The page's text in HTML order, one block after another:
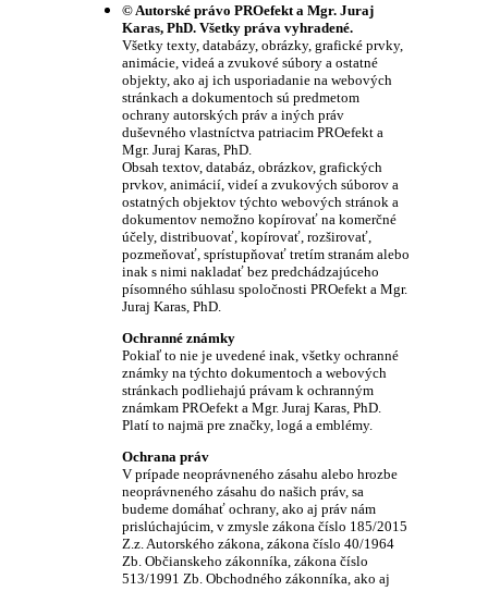
© Autorské právo PROefekt a Mgr. Juraj
Karas, PhD. Všetky práva vyhradené.
Všetky texty, databázy, obrázky, grafické prvky,
animácie, videá a zvukové súbory a ostatné
objekty, ako aj ich usporiadanie na webových
stránkach a dokumentoch sú predmetom
ochrany autorských práv a iných práv
duševného vlastníctva patriacim PROefekt a
Mgr. Juraj Karas, PhD.
Obsah textov, databáz, obrázkov, grafických
prvkov, animácií, videí a zvukových súborov a
ostatných objektov týchto webových stránok a
dokumentov nemožno kopírovať na komerčné
účely, distribuovať, kopírovať, rozširovať,
pozmeňovať, sprístupňovať tretím stranám alebo
inak s nimi nakladať bez predchádzajúceho
písomného súhlasu spoločnosti PROefekt a Mgr.
Juraj Karas, PhD.
Ochranné známky
Pokiaľ to nie je uvedené inak, všetky ochranné
známky na týchto dokumentoch a webových
stránkach podliehajú právam k ochranným
známkam PROefekt a Mgr. Juraj Karas, PhD.
Platí to najmä pre značky, logá a emblémy.
Ochrana práv
V prípade neoprávneného zásahu alebo hrozbe
neoprávneného zásahu do našich práv, sa
budeme domáhať ochrany, ako aj práv nám
prislúchajúcim, v zmysle zákona číslo 185/2015
Z.z. Autorského zákona, zákona číslo 40/1964
Zb. Občianskeho zákonníka, zákona číslo
513/1991 Zb. Obchodného zákonníka, ako aj